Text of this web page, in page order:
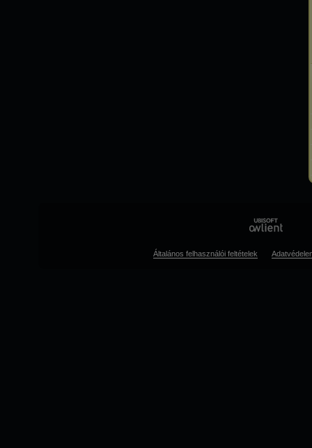
Általános felhasználói feltételek